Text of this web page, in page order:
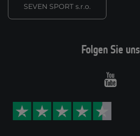
SEVEN SPORT s.r.o.
Folgen Sie uns
Youtube